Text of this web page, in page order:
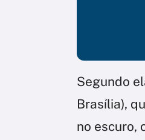
Segundo
Brasília),
no escuro,